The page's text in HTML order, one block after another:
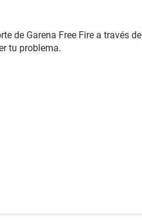
de Garena Free Fire a través de
tu problema.